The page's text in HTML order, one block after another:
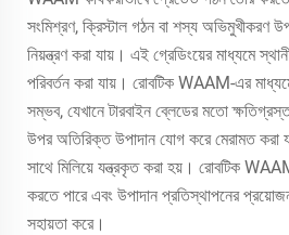
সংমিশ্রণ, ক্রিস্টাল গঠন বা শস্য অভিমুখীকরণ
নিয়ন্ত্রণ করা যায়। এই গ্রেডিংয়ের মাধ্যমে
পরিবর্তন করা যায়। রোবটিক WAAM-এর
সম্ভব, যেখানে টারবাইন ব্লেডের মতো
উপর অতিরিক্ত উপাদান যোগ করে মেরামত করা
সাথে মিলিয়ে যন্ত্রকৃত করা হয়। রোবটিক
করতে পারে এবং উপাদান প্রতিস্থাপনের
সহায়তা করে।